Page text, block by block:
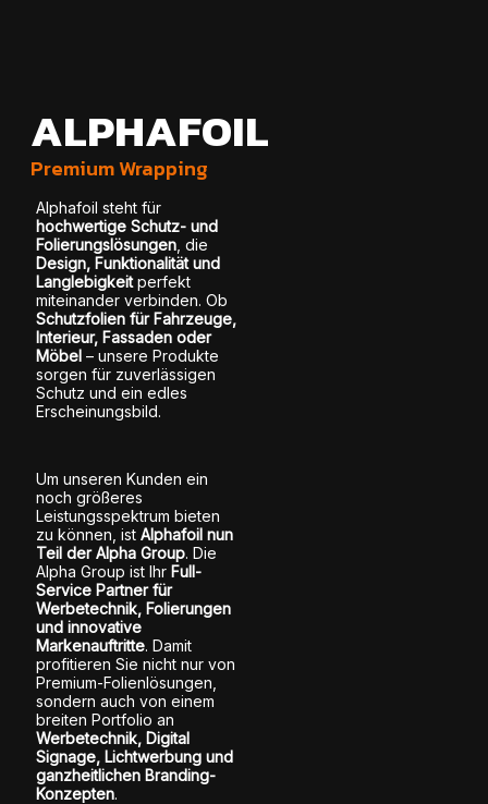
ALPHAFOIL
Premium Wrapping
Alphafoil steht für
hochwertige Schutz- und
Folierungslösungen , die
Design, Funktionalität und
Langlebigkeitperfekt
miteinander verbinden. Ob
Schutzfolien für Fahrzeuge,
Interieur, Fassaden oder
Möbel – unsere Produkte
sorgen für zuverlässigen
Schutz und ein edles
Erscheinungsbild.
Um unseren Kunden ein
noch größeres
Leistungsspektrum bieten
zu können, ist Alphafoil nun
Teil der Alpha Group. Die
Alpha Group ist Ihr Full-
Service Partner für
Werbetechnik, Folierungen
und innovative
Markenauftritte. Damit
profitieren Sie nicht nur von
Premium-Folienlösungen,
sondern auch von einem
breiten Portfolio an
Werbetechnik, Digital
Signage, Lichtwerbung und
ganzheitlichen Branding-
Konzepten.